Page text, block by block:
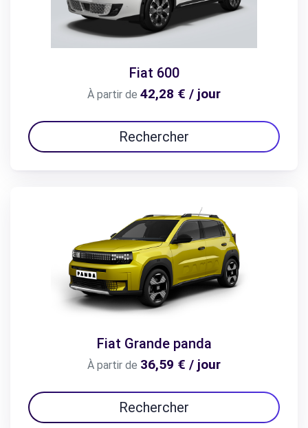
Fiat 600
À partir de 42,28 € / jour
Rechercher
Fiat Grande panda
À partir de 36,59 € / jour
Rechercher